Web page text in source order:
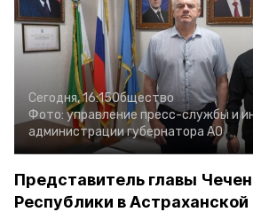
Сегодня, 16:15Общество
Фото: управление пресс-службы и
администрации губернатора АО
Представитель главы
Республики в